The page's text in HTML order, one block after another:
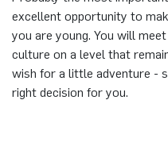
excellent opportunity to
you are young. You will
culture on a level that
wish for a little adventure -
right decision for you.